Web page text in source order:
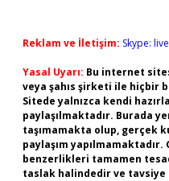
Reklam ve İletişim: Skype:
Yasal Uyarı: Bu internet
veya şahıs şirketi ile hiçbir
Sitede yalnızca kendi
paylaşılmaktadır. Burada
taşımamakta olup, gerçek
paylaşım
benzerlikleri tamamen
taslak halindedir ve tavsiye